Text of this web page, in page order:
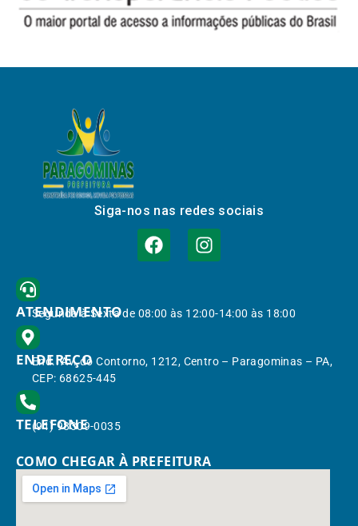
Siga-nos nas redes sociais
ATENDIMENTO
Segunda à Sexta de 08:00 às 12:00-14:00 às 18:00
ENDEREÇO
End.: Av. do Contorno, 1212, Centro – Paragominas – PA,
CEP: 68625-445
TELEFONE
(91) 98309-0035
COMO CHEGAR À PREFEITURA